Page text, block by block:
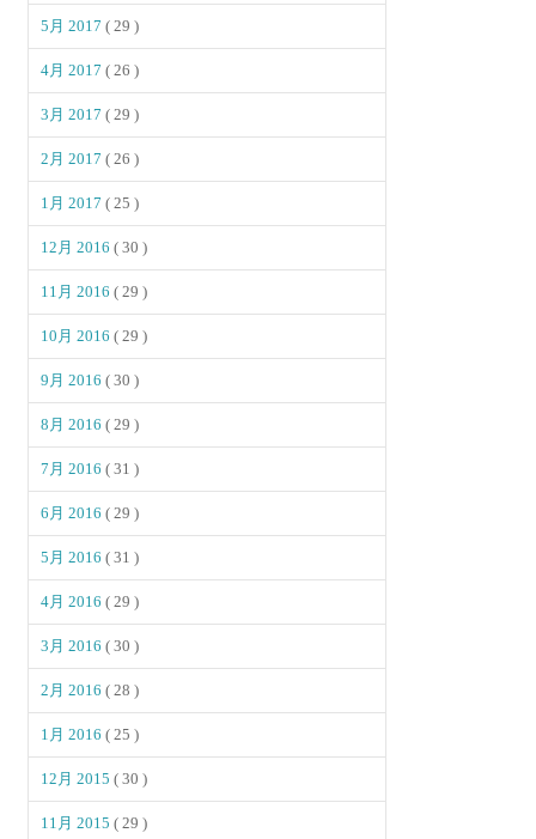
5月 2017( 29 )
4月 2017( 26 )
3月 2017( 29 )
2月 2017( 26 )
1月 2017( 25 )
12月 2016( 30 )
11月 2016( 29 )
10月 2016( 29 )
9月 2016( 30 )
8月 2016( 29 )
7月 2016( 31 )
6月 2016( 29 )
5月 2016( 31 )
4月 2016( 29 )
3月 2016( 30 )
2月 2016( 28 )
1月 2016( 25 )
12月 2015( 30 )
11月 2015( 29 )